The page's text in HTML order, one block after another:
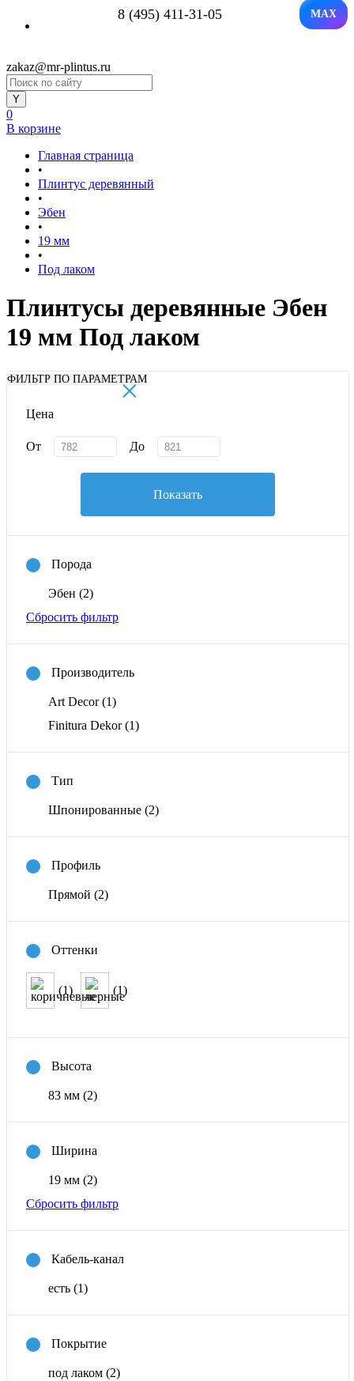
8 (495) 411-31-05 MAX
zakaz@mr-plintus.ru
0
В корзине
Главная страница
•
Плинтус деревянный
•
Эбен
•
19 мм
•
Под лаком
Плинтусы деревянные Эбен
19 мм Под лаком
ФИЛЬТР ПО ПАРАМЕТРАМ
×
Цена
От До
Показать
Порода
Эбен (2)
Сбросить фильтр
Производитель
Art Decor(1)
Finitura Dekor(1)
Тип
Шпонированные (2)
Профиль
Прямой (2)
Оттенки
(1) (1)
Высота
83 мм (2)
Ширина
19 мм (2)
Сбросить фильтр
Кабель-канал
есть (1)
Покрытие
под лаком (2)